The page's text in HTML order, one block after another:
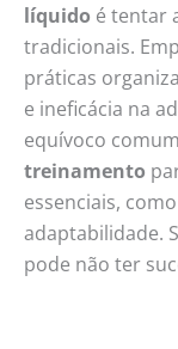
líquido é tentar
tradicionais.
práticas
e ineficácia na
equívoco
treinamento
essenciais,
adaptabilidade.
pode não ter